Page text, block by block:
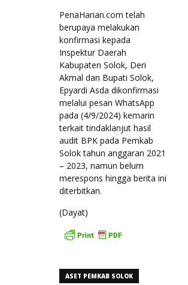
PenaHarian.com telah
berupaya melakukan
konfirmasi kepada
Inspektur Daerah
Kabupaten Solok, Deri
Akmal dan Bupati Solok,
Epyardi Asda dikonfirmasi
melalui pesan WhatsApp
pada (4/9/2024) kemarin
terkait tindaklanjut hasil
audit BPK pada Pemkab
Solok tahun anggaran 2021
– 2023, namun belum
merespons hingga berita ini
diterbitkan.
(Dayat)
ASET PEMKAB SOLOK